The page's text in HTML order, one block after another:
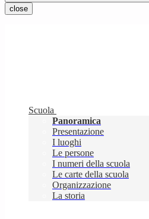
close
Scuola
Panoramica
Presentazione
I luoghi
Le persone
I numeri della scuola
Le carte della scuola
Organizzazione
La storia